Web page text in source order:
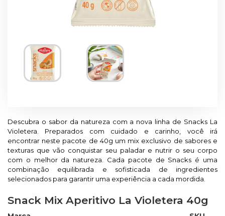
Descubra o sabor da natureza com a nova linha de Snacks La
Violetera. Preparados com cuidado e carinho, você irá
encontrar neste pacote de 40g um mix exclusivo de sabores e
texturas que vão conquistar seu paladar e nutrir o seu corpo
com o melhor da natureza. Cada pacote de Snacks é uma
combinação equilibrada e sofisticada de ingredientes
selecionados para garantir uma experiência a cada mordida.
Snack Mix Aperitivo La Violetera 40g